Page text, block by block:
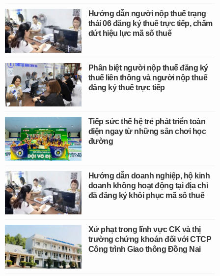
Hướng dẫn người nộp thuế trạng
thái 06 đăng ký thuế trực tiếp, chấm
dứt hiệu lực mã số thuế
Phân biệt người nộp thuế đăng ký
thuế liên thông và người nộp thuế
đăng ký thuế trực tiếp
Tiếp sức thế hệ trẻ phát triển toàn
diện ngay từ những sân chơi học
đường
Hướng dẫn doanh nghiệp, hộ kinh
doanh không hoạt động tại địa chỉ
đã đăng ký khôi phục mã số thuế
Xử phạt trong lĩnh vực CK và thị
trường chứng khoán đối với CTCP
Công trình Giao thông Đồng Nai